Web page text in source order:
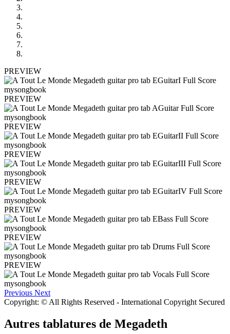
PREVIEW
PREVIEW
PREVIEW
PREVIEW
PREVIEW
PREVIEW
PREVIEW
PREVIEW
Previous Next
Copyright: © All Rights Reserved - International Copyright Secured
Autres tablatures de Megadeth